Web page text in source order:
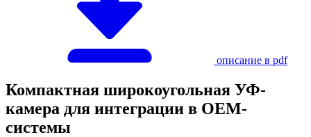
описание в pdf
Компактная широкоугольная УФ-
камера для интеграции в OEM-
системы